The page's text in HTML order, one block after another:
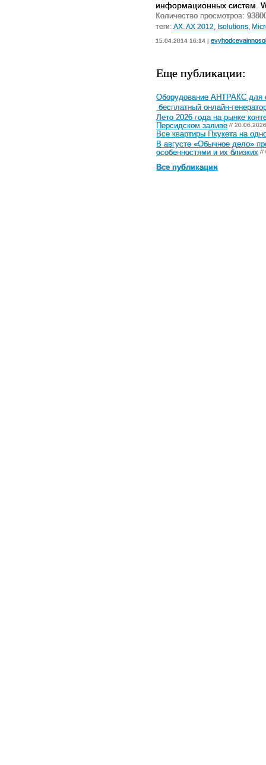
информационных систем.
Количество просмотров:
теги: AX. AX 2012 Isolutions
15.04.2014 16:14 |
Еще публикации:
Оборудование АНТРАКС для
бесплатный онлайн-
Лето 2026 года на рынке
Персидском заливе //
Все квартиры Пхукета на
В августе «Обычное дело»
особенностями и их близких //
Все публикации